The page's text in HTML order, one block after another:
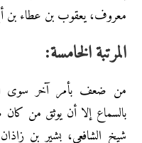
معروف، يعقوب بن عطاء بن
المرتبة الخامسة:
من ضعف بأمر آخر سوى
بالسماع إلا أن يوثق من كان
شيخ الشافعي، بشير بن